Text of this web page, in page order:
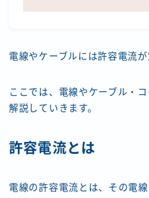
電線やケーブルには許容電流が
ここでは、電線やケーブル・
解説していきます。
許容電流とは
電線の許容電流とは、その電